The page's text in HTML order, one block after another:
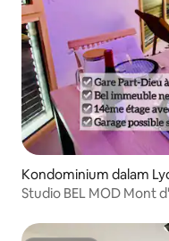
Kondominium dalam
Studio BEL MOD Mont